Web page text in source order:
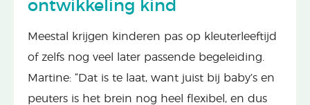
ontwikkeling kind
Meestal krijgen kinderen pas op kleuterleeftijd
of zelfs nog veel later passende begeleiding.
Martine: “Dat is te laat, want juist bij baby’s en
peuters is het brein nog heel flexibel, en dus